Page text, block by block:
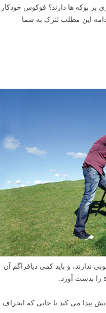
بر بوکه ها دارند؟ فوکوس خودکار
این مطلب لنزک به شما
ندارند، و باید کمی دیافراگم آن
پیدا می کند تا جایی که انحراف